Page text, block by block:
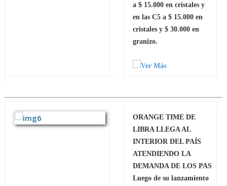
a $ 15.000 en cristales y
en las C5 a $ 15.000 en
cristales y $ 30.000 en
granizo.
ORANGE TIME DE
LIBRA LLEGA AL
INTERIOR DEL PAÍS
ATENDIENDO LA
DEMANDA DE LOS PAS
Luego de su lanzamiento